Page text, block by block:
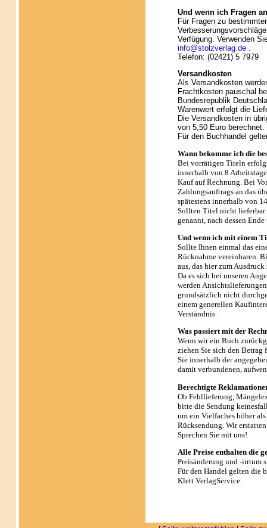
Und wenn ich Fragen
Für Fragen zu
Verfügung. Verwenden
info@stolzverlag.de.
Telefon: (02421) 5 7979
Versandkosten
Als Versandkosten
Frachtkosten pauschal
Bundesrepublik
Warenwert erfolgt die
Die Versandkosten in
von 5,50 Euro berechnet.
Für den Buchhandel
Wann bekomme ich die
Bei vorrätigen Titeln
innerhalb von 8
Kauf auf Rechnung. Bei
Zahlungsauftrags an das
spätestens innerhalb von
Sollten Titel nicht lieferbar
genannt, nach dessen
Und wenn ich mit einem
Sollte Ihnen einmal das
Rücknahme vereinbaren.
aus, das hier zum
Da es sich bei unseren
werden
grundsätzlich nicht
einem generellen
Verständnis.
Was passiert mit der
Wenn wir ein Buch
ziehen Sie sich den Betrag
Sie innerhalb der
damit verbundenen,
Berechtigte
Ob Fehllieferung,
bitte die Sendung
um ein Vielfaches höher
Rücksendung. Wir
Sprechen Sie mit uns!
Alle Preise enthalten die
Preisänderung und -irrtum
Für den Handel gelten die
Klett VerlagService.